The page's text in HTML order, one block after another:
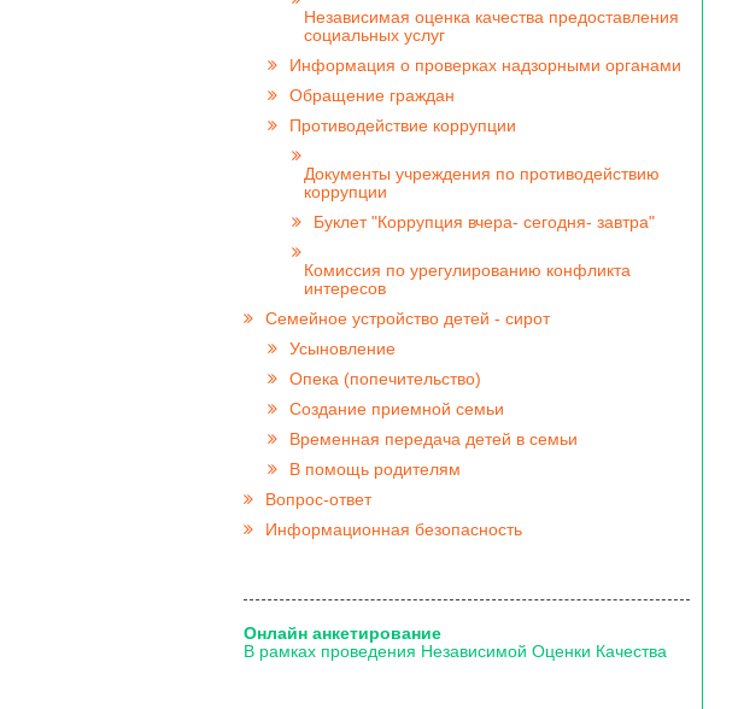
Независимая оценка качества предоставления
социальных услуг
Информация о проверках надзорными органами
Обращение граждан
Противодействие коррупции
Документы учреждения по противодействию
коррупции
Буклет "Коррупция вчера- сегодня- завтра"
Комиссия по урегулированию конфликта
интересов
Семейное устройство детей - сирот
Усыновление
Опека (попечительство)
Создание приемной семьи
Временная передача детей в семьи
В помощь родителям
Вопрос-ответ
Информационная безопасность
Онлайн анкетирование
В рамках проведения Независимой Оценки Качества